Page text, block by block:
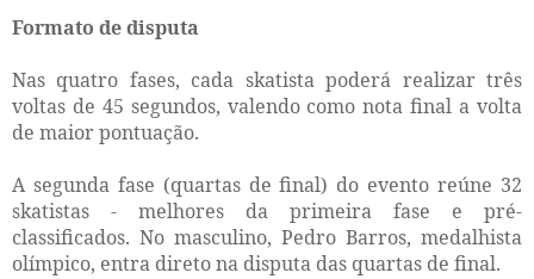
Formato de disputa
Nas quatro fases, cada skatista poderá realizar três
voltas de 45 segundos, valendo como nota final a volta
de maior pontuação.
A segunda fase (quartas de final) do evento reúne 32
skatistas - melhores da primeira fase e pré-
classificados. No masculino, Pedro Barros, medalhista
olímpico, entra direto na disputa das quartas de final.